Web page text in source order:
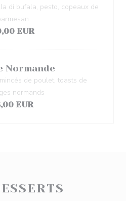
di bufala, pesto, copeaux de
EUR
Normande
de poulet, toasts de
normands
EUR